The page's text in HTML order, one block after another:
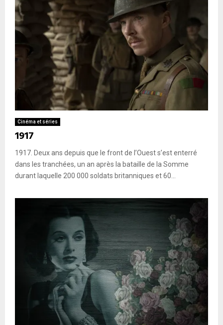
Cinéma et séries
1917
1917. Deux ans depuis que le front de l’Ouest s’est enterré
dans les tranchées, un an après la bataille de la Somme
durant laquelle 200 000 soldats britanniques et 60...